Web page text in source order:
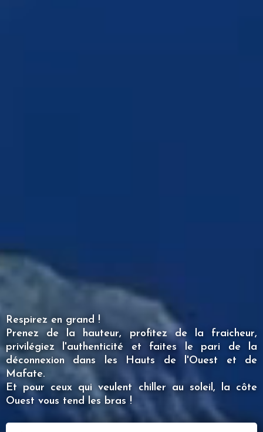
Respirez en grand !
Prenez de la hauteur, profitez de la fraicheur,
privilégiez l'authenticité et faites le pari de la
déconnexion dans les Hauts de l'Ouest et de
Mafate.
Et pour ceux qui veulent chiller au soleil, la côte
Ouest vous tend les bras !